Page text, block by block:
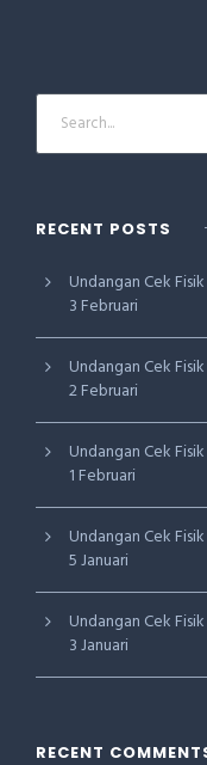
RECENT POSTS
Undangan Cek
3 Februari
Undangan Cek
2 Februari
Undangan Cek
1 Februari
Undangan Cek
5 Januari
Undangan Cek
3 Januari
RECENT